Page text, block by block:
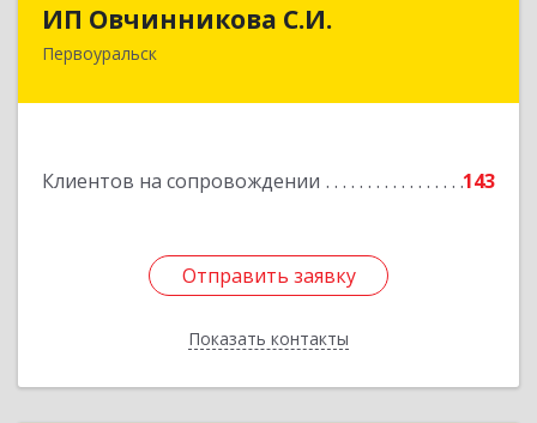
ИП Овчинникова С.И.
Первоуральск
Клиентов на сопровождении 143
Отправить заявку
Показать контакты
623119, Свердловская обл, Первоуральск г,
Отправить заявку
Назад